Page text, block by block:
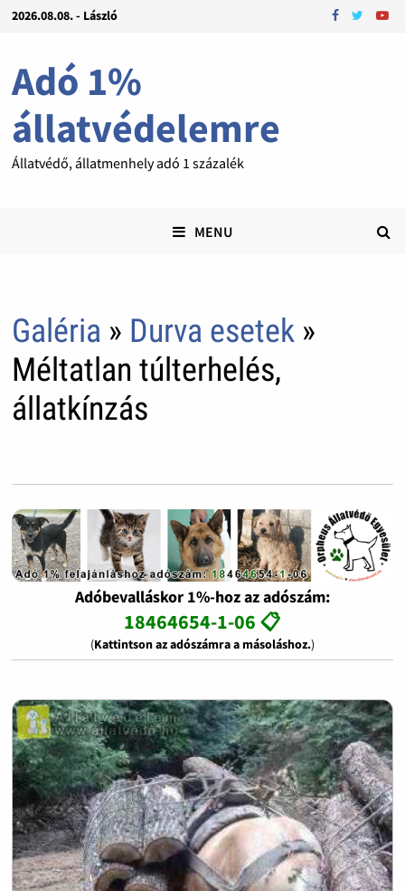
2026.08.08. - László
Adó 1%
állatvédelemre
Állatvédő, állatmenhely adó 1 százalék
MENU
Galéria » Durva esetek»
Méltatlan túlterhelés,
állatkínzás
Adóbevalláskor 1%-hoz az adószám:
18464654-1-06 📋
(Kattintson az adószámra a másoláshoz.)